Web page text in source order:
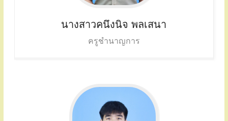
นางสาวคนึงนิจพลเสนา
ครูชำนาญการ